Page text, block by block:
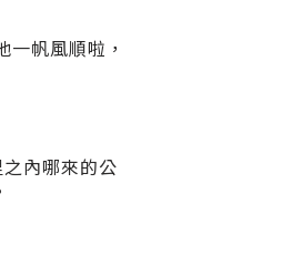
帆風順啦，
內哪來的公